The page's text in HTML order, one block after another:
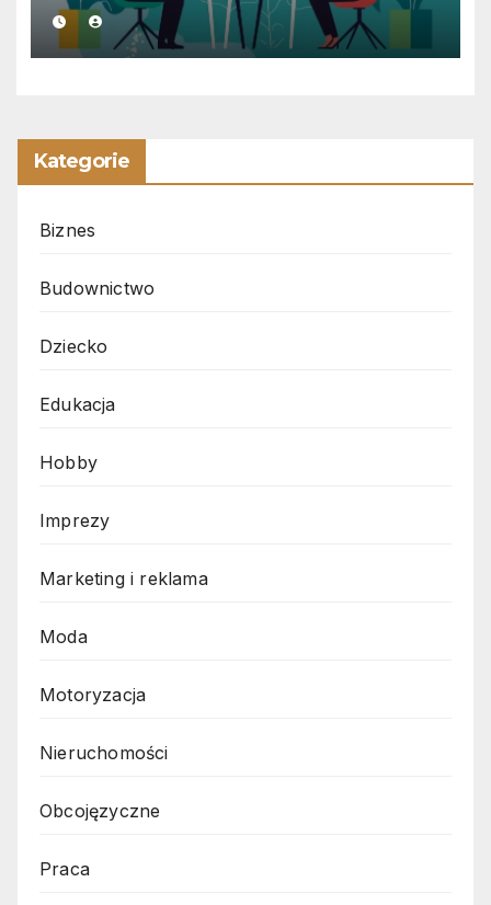
Kategorie
Biznes
Budownictwo
Dziecko
Edukacja
Hobby
Imprezy
Marketing i reklama
Moda
Motoryzacja
Nieruchomości
Obcojęzyczne
Praca